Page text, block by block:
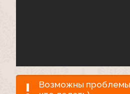
Возможны проблемы